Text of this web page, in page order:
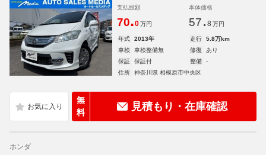
支払総額
70.0 万円
本体価格
57. 8 万円
年式 2013年 走行
5.8万km
車検
車検整備無 修復
あり
保証
保証付 整備
-
住所
神奈川県 相模原市中央区
無
料
見積もり・在庫確認
ホンダ